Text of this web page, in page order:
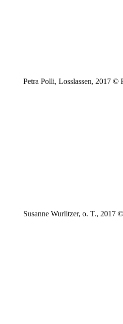
Petra Polli, Losslassen, 2017 ©
Susanne Wurlitzer, o. T., 2017